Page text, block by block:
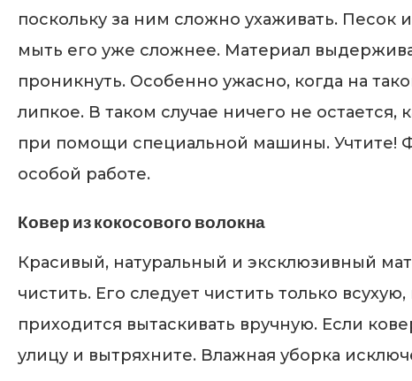
поскольку за ним сложно ухаживать.
мыть его уже сложнее. Материал
проникнуть. Особенно ужасно, когда на
липкое. В таком случае ничего не
при помощи специальной машины. Учтите!
особой работе.
Ковер из кокосового волокна
Красивый, натуральный и эксклюзивный
чистить. Его следует чистить только
приходится вытаскивать вручную. Если
улицу и вытряхните. Влажная уборка